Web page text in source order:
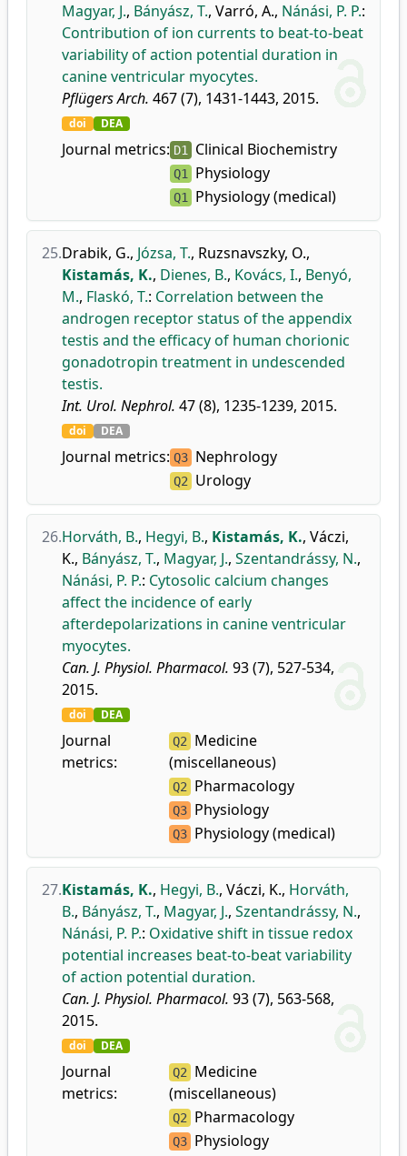
Magyar, J., Bányász, T., Varró, A., Nánási, P. P.:
Contribution of ion currents to beat-to-beat
variability of action potential duration in
canine ventricular myocytes.
Pflügers Arch. 467 (7), 1431-1443, 2015.
doi DEA
Journal metrics: D1 Clinical Biochemistry
Q1 Physiology
Q1 Physiology (medical)
25.Drabik, G., Józsa, T., Ruzsnavszky, O.,
Kistamás, K., Dienes, B., Kovács, I., Benyó,
M., Flaskó, T.: Correlation between the
androgen receptor status of the appendix
testis and the efficacy of human chorionic
gonadotropin treatment in undescended
testis.
Int. Urol. Nephrol. 47 (8), 1235-1239, 2015.
doi DEA
Journal metrics: Q3 Nephrology
Q2 Urology
26.Horváth, B., Hegyi, B., Kistamás, K., Váczi,
K., Bányász, T., Magyar, J., Szentandrássy, N.,
Nánási, P. P.: Cytosolic calcium changes
affect the incidence of early
afterdepolarizations in canine ventricular
myocytes.
Can. J. Physiol. Pharmacol. 93 (7), 527-534,
2015.
doi DEA
Journal
metrics:
Q2 Medicine
(miscellaneous)
Q2 Pharmacology
Q3 Physiology
Q3 Physiology (medical)
27.Kistamás, K., Hegyi, B., Váczi, K., Horváth,
B., Bányász, T., Magyar, J., Szentandrássy, N.,
Nánási, P. P.: Oxidative shift in tissue redox
potential increases beat-to-beat variability
of action potential duration.
Can. J. Physiol. Pharmacol. 93 (7), 563-568,
2015.
doi DEA
Journal
metrics:
Q2 Medicine
(miscellaneous)
Q2 Pharmacology
Q3 Physiology